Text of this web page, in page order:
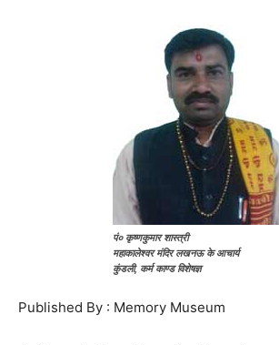
पं० कृष्णकुमार शास्त्री
महाकालेश्वर मंदिर लखनऊ के आचार्य
कुंडली, कर्म काण्ड विशेषज्ञ
Published By : Memory Museum